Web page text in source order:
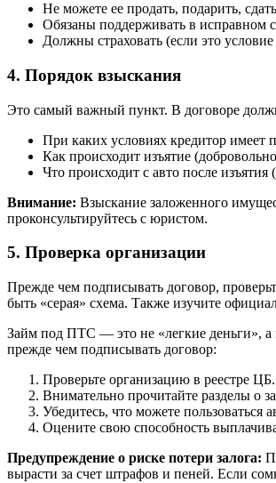
Не можете ее продать, подарить,
Обязаны поддерживать в исправном
Должны страховать (если это
4. Порядок взыскания
Это самый важный пункт. В договоре
При каких условиях кредитор имеет
Как происходит изъятие
Что происходит с авто после
Внимание: Взыскание заложенного
проконсультируйтесь с юристом.
5. Проверка организации
Прежде чем подписывать договор,
быть «серая» схема. Также изучите
Займ под ПТС — это не «легкие деньги», а
прежде чем подписывать договор:
Проверьте организацию в реестре ЦБ.
Внимательно прочитайте разделы о
Убедитесь, что можете пользоваться
Оцените свою способность
Предупреждение о риске потери залога:
вырасти за счет штрафов и пеней. Если